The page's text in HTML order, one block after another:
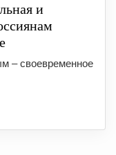
и
– своевременное